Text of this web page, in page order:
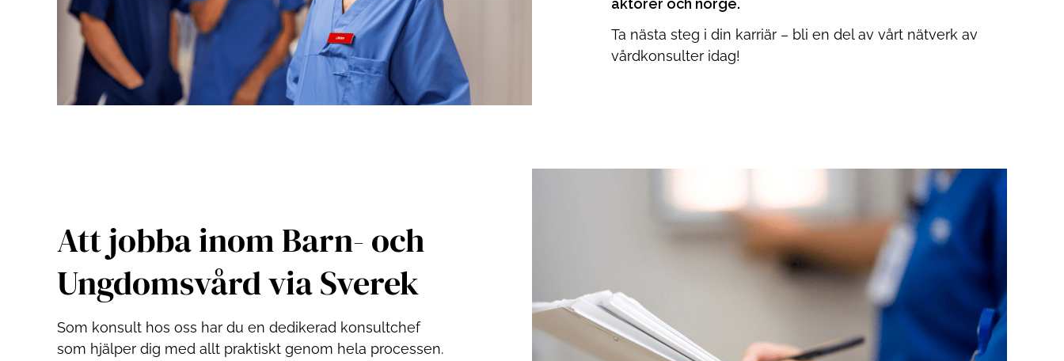
Ta nästa steg i din karriär – bli en del av vårt nätverk av
vårdkonsulter idag!
Att jobba inom Barn- och
Ungdomsvård via Sverek
Som konsult hos oss har du en dedikerad konsultchef
som hjälper dig med allt praktiskt genom hela processen.